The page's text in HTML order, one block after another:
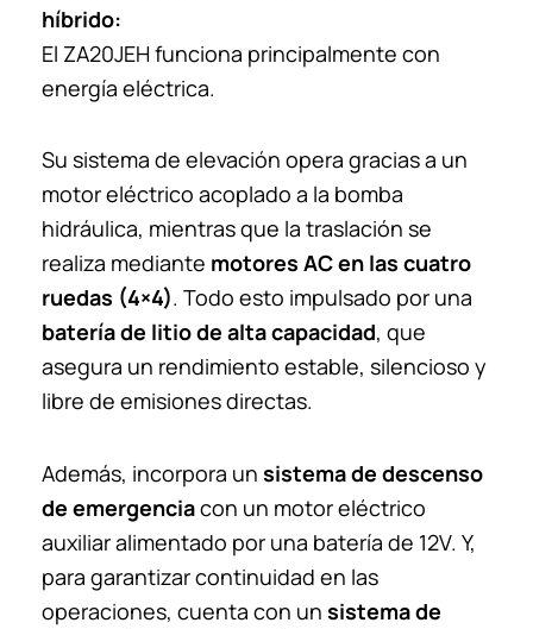
híbrido:
El ZA20JEH funciona principalmente con
energía eléctrica.
Su sistema de elevación opera gracias a un
motor eléctrico acoplado a la bomba
hidráulica, mientras que la traslación se
realiza mediante motores AC en las cuatro
ruedas (4×4). Todo esto impulsado por una
batería de litio de alta capacidad, que
asegura un rendimiento estable, silencioso y
libre de emisiones directas.
Además, incorpora un sistema de descenso
de emergenciacon un motor eléctrico
auxiliar alimentado por una batería de 12V. Y,
para garantizar continuidad en las
operaciones, cuenta con un sistema de